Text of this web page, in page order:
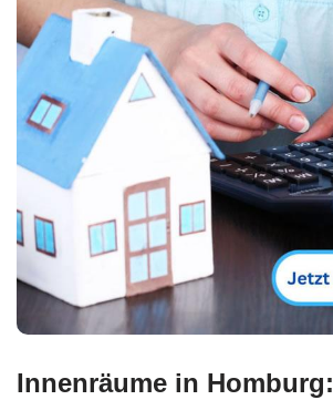
Innenräume in Homburg: